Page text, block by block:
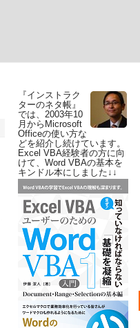
『インストラク
ターのネタ帳』
では、2003年10
月からMicrosoft
Officeの使い方な
どを紹介し続けています。
Excel VBA経験者の方に向
けて、Word VBAの基本を
キンドル本にしました↓↓